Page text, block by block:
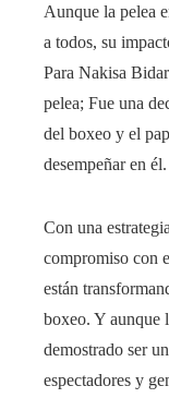
Aunque la pelea
a todos, su
Para Nakisa
pelea; Fue una
del boxeo y el
desempeñar en él.
Con una
compromiso con
están
boxeo. Y aunque
demostrado ser
espectadores y